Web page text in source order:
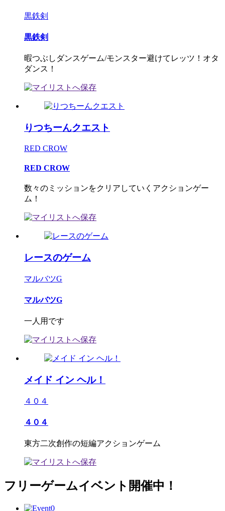
黒鉄剣
黒鉄剣
暇つぶしダンスゲーム/モンスター避けてレッツ！オタ
ダンス！
りつちーんクエスト
RED CROW
RED CROW
数々のミッションをクリアしていくアクションゲー
ム！
レースのゲーム
マルバツG
マルバツG
一人用です
メイド イン ヘル！
４０４
４０４
東方二次創作の短編アクションゲーム
フリーゲームイベント開催中！